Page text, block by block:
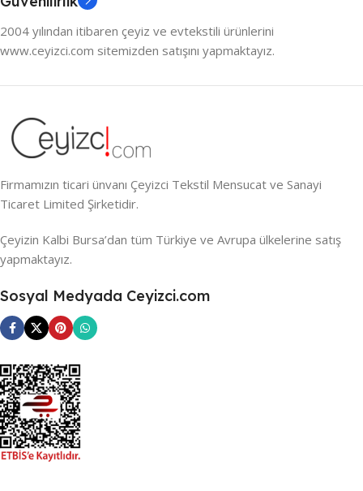
2004 yılından itibaren çeyiz ve evtekstili ürünlerini
www.ceyizci.com sitemizden satışını yapmaktayız.
Firmamızın ticari ünvanı Çeyizci Tekstil Mensucat ve Sanayi
Ticaret Limited Şirketidir.
Çeyizin Kalbi Bursa’dan tüm Türkiye ve Avrupa ülkelerine satış
yapmaktayız.
Sosyal Medyada Ceyizci.com